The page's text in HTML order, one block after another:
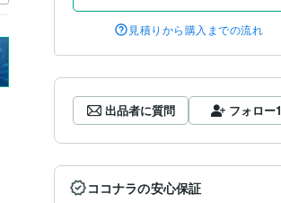
見積りから購入までの流れ
出品者に質問 フォロー1
ココナラの安心保証